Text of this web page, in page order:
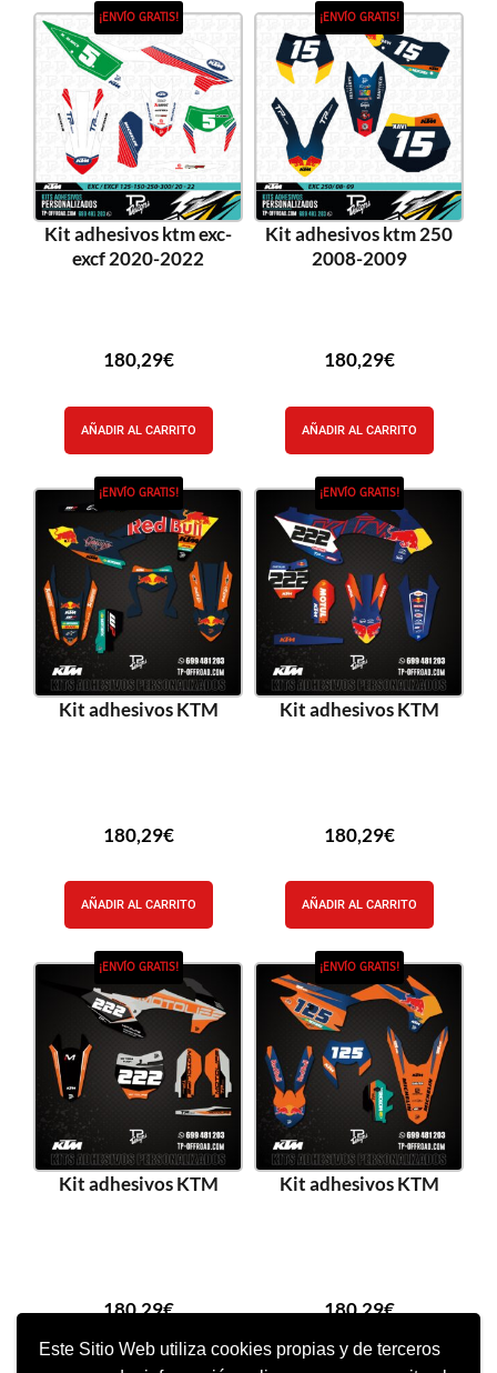
Este Sitio Web utiliza cookies propias y de terceros
¡ENVÍO GRATIS!
Kit adhesivos ktm exc-
excf 2020-2022
180,29€
AÑADIR AL CARRITO
¡ENVÍO GRATIS!
Kit adhesivos ktm 250
2008-2009
180,29€
AÑADIR AL CARRITO
¡ENVÍO GRATIS!
Kit adhesivos KTM
180,29€
AÑADIR AL CARRITO
¡ENVÍO GRATIS!
Kit adhesivos KTM
180,29€
AÑADIR AL CARRITO
¡ENVÍO GRATIS!
Kit adhesivos KTM
180,29€
¡ENVÍO GRATIS!
Kit adhesivos KTM
180,29€